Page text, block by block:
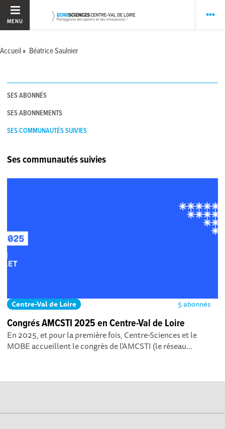
MENU
Accueil Béatrice Saulnier
SES ABONNÉS
SES ABONNEMENTS
SES COMMUNAUTÉS SUIVIES
Ses communautés suivies
Centre-Val de Loire 5 abonnés
Congrés AMCSTI 2025 en Centre-Val de Loire
En 2025, et pour la première fois, Centre-Sciences et le
MOBE accueillent le congrès de l'AMCSTI (le réseau...